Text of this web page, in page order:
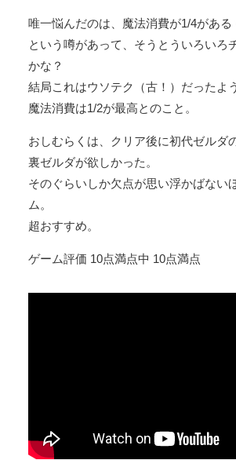
唯一悩んだのは、魔法消費が1/4がある
という噂があって、そうとういろいろ
かな？
結局これはウソテク（古！）だったよ
魔法消費は1/2が最高とのこと。
おしむらくは、クリア後に初代ゼルダ
裏ゼルダが欲しかった。
そのぐらいしか欠点が思い浮かばない
ム。
超おすすめ。
ゲーム評価 10点満点中 10点満点